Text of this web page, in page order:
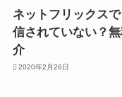
ネットフリックス
信されていない？
介
2020年2月26日